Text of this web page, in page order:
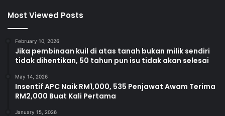
Most Viewed Posts
February 10, 2026
Jika pembinaan kuil di atas tanah bukan milik sendiri
tidak dihentikan, 50 tahun pun isu tidak akan selesai
May 14, 2026
Insentif APC Naik RM1,000, 535 Penjawat Awam Terima
RM2,000 Buat Kali Pertama
January 15, 2026